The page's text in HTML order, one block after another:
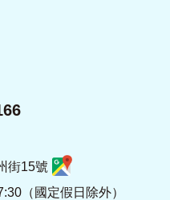
街15號
（國定假日除外）